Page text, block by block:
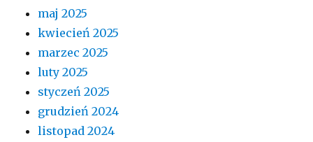
maj 2025
kwiecień 2025
marzec 2025
luty 2025
styczeń 2025
grudzień 2024
listopad 2024